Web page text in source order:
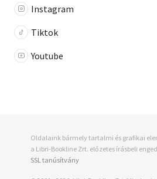
Instagram
Tiktok
Youtube
Oldalaink bármely tartalmi és grafikai
a Libri-Bookline Zrt. előzetes írásbeli
SSL tanúsítvány